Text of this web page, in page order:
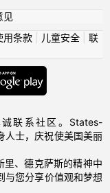
见
用条款| 儿童安全| 联
联系社区。States-
人士，庆祝使美国美丽
里、德克萨斯的精神中
与您分享价值观和梦想